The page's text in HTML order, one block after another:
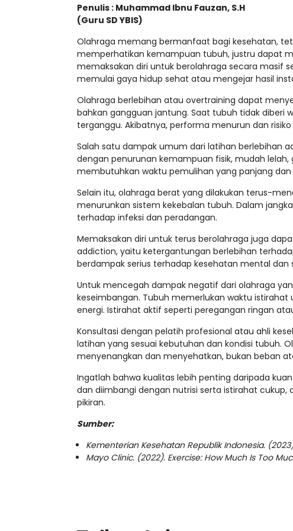
Penulis : Muhammad Ibnu Fauzan, S.H
(Guru SD YBIS)
Olahraga memang bermanfaat bagi kesehatan,
memperhatikan kemampuan tubuh, justru dapat
memaksakan diri untuk berolahraga secara masif
memulai gaya hidup sehat atau mengejar hasil
Olahraga berlebihan atau overtraining dapat
bahkan gangguan jantung. Saat tubuh tidak diberi
terganggu. Akibatnya, performa menurun dan
Salah satu dampak umum dari latihan berlebihan
dengan penurunan kemampuan fisik, mudah
membutuhkan waktu pemulihan yang panjang
Selain itu, olahraga berat yang dilakukan terus-
menurunkan sistem kekebalan tubuh. Dalam
terhadap infeksi dan peradangan.
Memaksakan diri untuk terus berolahraga juga
addiction, yaitu ketergantungan berlebihan
berdampak serius terhadap kesehatan mental dan
Untuk mencegah dampak negatif dari olahraga
keseimbangan. Tubuh memerlukan waktu
energi. Istirahat aktif seperti peregangan ringan
Konsultasi dengan pelatih profesional atau ahli
latihan yang sesuai kebutuhan dan kondisi tubuh.
menyenangkan dan menyehatkan, bukan beban
Ingatlah bahwa kualitas lebih penting daripada
dan diimbangi dengan nutrisi serta istirahat
pikiran.
Sumber:
Kementerian Kesehatan Republik Indonesia.
Mayo Clinic. (2022). Exercise: How Much Is Too